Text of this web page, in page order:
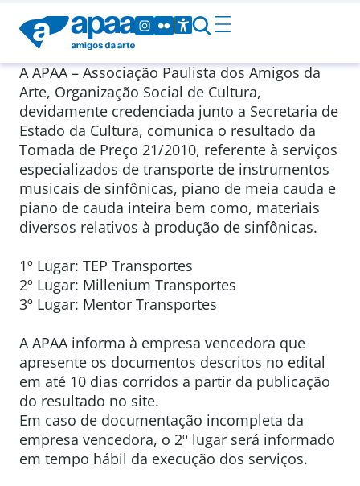
A APAA – Associação Paulista dos Amigos da
Arte, Organização Social de Cultura,
devidamente credenciada junto a Secretaria de
Estado da Cultura, comunica o resultado da
Tomada de Preço 21/2010, referente à serviços
especializados de transporte de instrumentos
musicais de sinfônicas, piano de meia cauda e
piano de cauda inteira bem como, materiais
diversos relativos à produção de sinfônicas.
1º Lugar: TEP Transportes
2º Lugar: Millenium Transportes
3º Lugar: Mentor Transportes
A APAA informa à empresa vencedora que
apresente os documentos descritos no edital
em até 10 dias corridos a partir da publicação
do resultado no site.
Em caso de documentação incompleta da
empresa vencedora, o 2º lugar será informado
em tempo hábil da execução dos serviços.